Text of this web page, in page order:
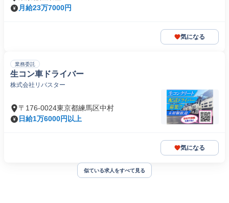
月給23万7000円
気になる
業務委託
生コン車ドライバー
株式会社リバスター
〒176-0024東京都練馬区中村
日給1万6000円以上
気になる
似ている求人をすべて見る